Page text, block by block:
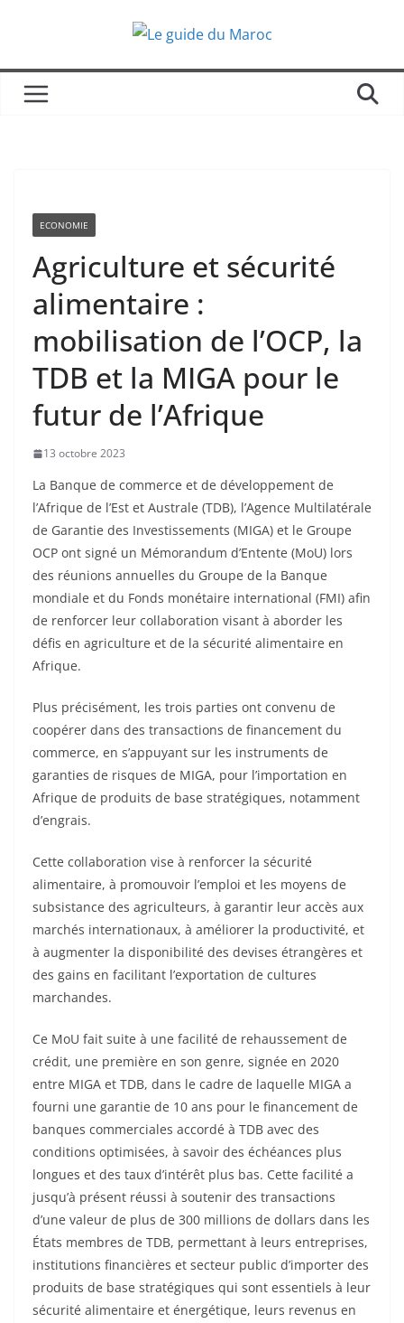
ECONOMIE
Agriculture et sécurité
alimentaire :
mobilisation de l’OCP, la
TDB et la MIGA pour le
futur de l’Afrique
13 octobre 2023
La Banque de commerce et de développement de
l’Afrique de l’Est et Australe (TDB), l’Agence Multilatérale
de Garantie des Investissements (MIGA) et le Groupe
OCP ont signé un Mémorandum d’Entente (MoU) lors
des réunions annuelles du Groupe de la Banque
mondiale et du Fonds monétaire international (FMI) afin
de renforcer leur collaboration visant à aborder les
défis en agriculture et de la sécurité alimentaire en
Afrique.
Plus précisément, les trois parties ont convenu de
coopérer dans des transactions de financement du
commerce, en s’appuyant sur les instruments de
garanties de risques de MIGA, pour l’importation en
Afrique de produits de base stratégiques, notamment
d’engrais.
Cette collaboration vise à renforcer la sécurité
alimentaire, à promouvoir l’emploi et les moyens de
subsistance des agriculteurs, à garantir leur accès aux
marchés internationaux, à améliorer la productivité, et
à augmenter la disponibilité des devises étrangères et
des gains en facilitant l’exportation de cultures
marchandes.
Ce MoU fait suite à une facilité de rehaussement de
crédit, une première en son genre, signée en 2020
entre MIGA et TDB, dans le cadre de laquelle MIGA a
fourni une garantie de 10 ans pour le financement de
banques commerciales accordé à TDB avec des
conditions optimisées, à savoir des échéances plus
longues et des taux d’intérêt plus bas. Cette facilité a
jusqu’à présent réussi à soutenir des transactions
d’une valeur de plus de 300 millions de dollars dans les
États membres de TDB, permettant à leurs entreprises,
institutions financières et secteur public d’importer des
produits de base stratégiques qui sont essentiels à leur
sécurité alimentaire et énergétique, leurs revenus en